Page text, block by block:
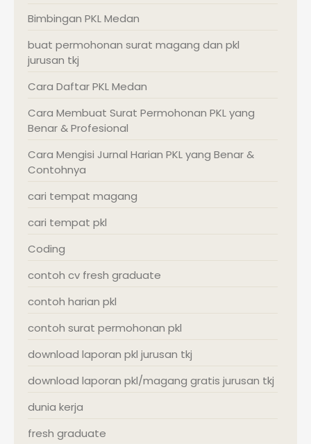
Bimbingan PKL Medan
buat permohonan surat magang dan pkl
jurusan tkj
Cara Daftar PKL Medan
Cara Membuat Surat Permohonan PKL yang
Benar & Profesional
Cara Mengisi Jurnal Harian PKL yang Benar &
Contohnya
cari tempat magang
cari tempat pkl
Coding
contoh cv fresh graduate
contoh harian pkl
contoh surat permohonan pkl
download laporan pkl jurusan tkj
download laporan pkl/magang gratis jurusan tkj
dunia kerja
fresh graduate